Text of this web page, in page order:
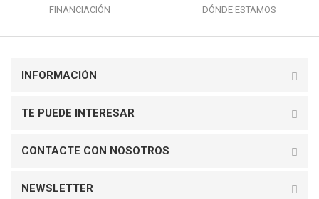
FINANCIACIÓN DÓNDE ESTAMOS
INFORMACIÓN
TE PUEDE INTERESAR
CONTACTE CON NOSOTROS
NEWSLETTER